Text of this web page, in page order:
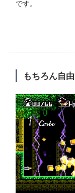
です。
もちろん自